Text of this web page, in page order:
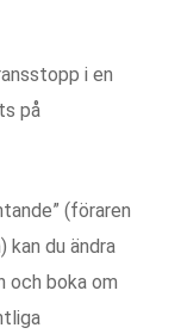
i en
på
(föraren
kan du ändra
och boka om